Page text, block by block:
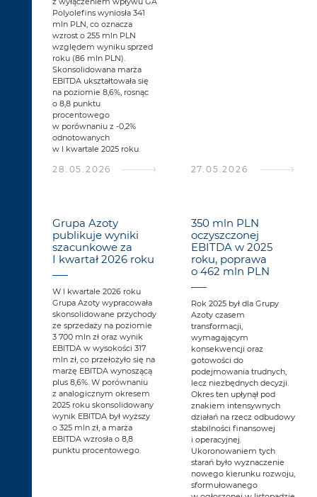
Polyolefins wyniosła 341
mln PLN, co oznacza
wzrost o 255 mln PLN
względem wyniku sprzed
roku (86 mln PLN).
Skonsolidowana marża
EBITDA ukształtowała się
na poziomie 8,6%, rosnąc
o 8,8 punktu
procentowego
w porównaniu z -0,2%
odnotowanych
w I kwartale 2025 roku.
28.05.2026 27.05.2026
Grupa Azoty
publikuje wyniki
szacunkowe za
I kwartał 2026 roku
W I kwartale 2026 roku
Grupa Azoty wypracowała
skonsolidowane przychody
ze sprzedaży na poziomie
3 700 mln zł oraz wynik
EBITDA w wysokości 317
mln zł, co przełożyło się na
marżę EBITDA wynoszącą
plus 8,6%. W porównaniu
z analogicznym okresem
2025 roku skonsolidowany
wynik EBITDA był wyższy
o 325 mln zł, a marża
EBITDA wzrosła o 8,8
punktu procentowego.
350 mln PLN
oczyszczonej
EBITDA w 2025
roku, poprawa
o 462 mln PLN
Rok 2025 był dla Grupy
Azoty czasem
transformacji,
wymagającym
konsekwencji oraz
gotowości do
podejmowania trudnych,
lecz niezbędnych decyzji.
Okres ten upłynął pod
znakiem intensywnych
działań na rzecz odbudowy
stabilności finansowej
i operacyjnej.
Ukoronowaniem tych
starań było wyznaczenie
nowego kierunku rozwoju,
sformułowanego